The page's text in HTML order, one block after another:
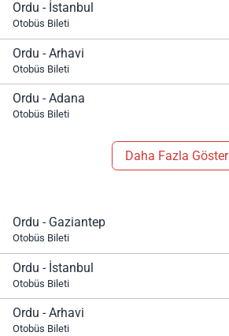
Ordu - İstanbul
Otobüs Bileti
Ordu - Arhavi
Otobüs Bileti
Ordu - Adana
Otobüs Bileti
Daha Fazla Göster
Ordu - Gaziantep
Otobüs Bileti
Ordu - İstanbul
Otobüs Bileti
Ordu - Arhavi
Otobüs Bileti